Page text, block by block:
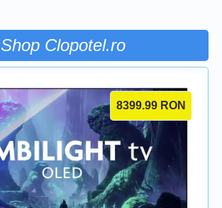
Shop Clopotel.ro
8399.99 RON